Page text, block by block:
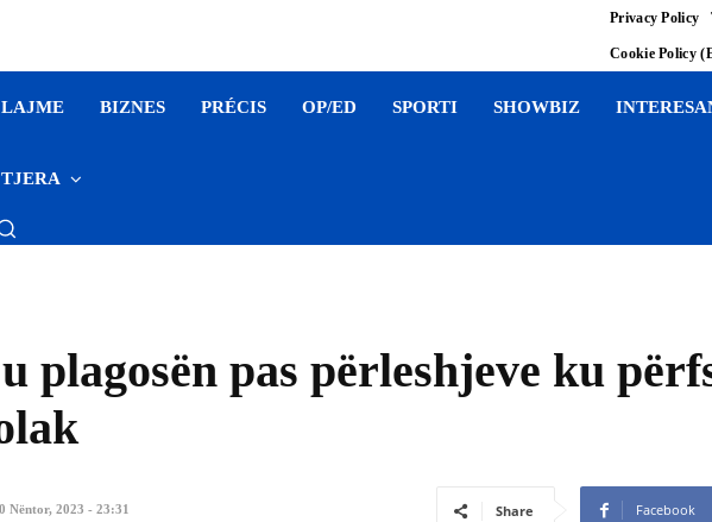
Privacy Policy
Cookie Policy
LAJME BIZNES PRÉCIS OP/ED SPORTI SHOWBIZ
TJERA
plagosën pas përleshjeve ku
Nëntor, 2023 - 23:31 Share Facebook